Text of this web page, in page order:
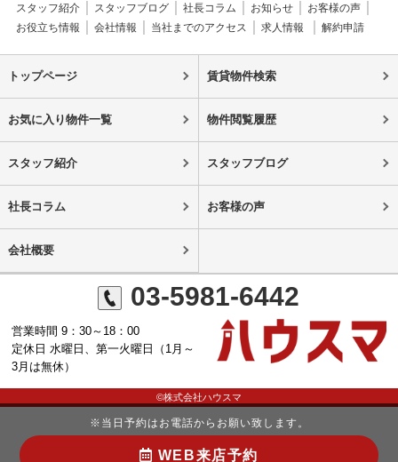
スタッフ紹介 スタッフブログ 社長コラム お知らせ
お客様の声
お役立ち情報
会社情報 当社までのアクセス 求人情報 解約申請
トップページ 賃貸物件検索
お気に入り物件一覧 物件閲覧履歴
スタッフ紹介 スタッフブログ
社長コラム お客様の声
会社概要
03-5981-6442
営業時間 9：30～18：00
定休日 水曜日、第一火曜日（1月～
3月は無休）
©株式会社ハウスマ
※当日予約はお電話からお願い致します。
WEB来店予約